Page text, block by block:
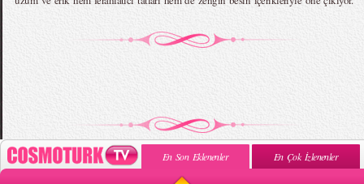
En Son Eklenenler En Çok İzlenenler